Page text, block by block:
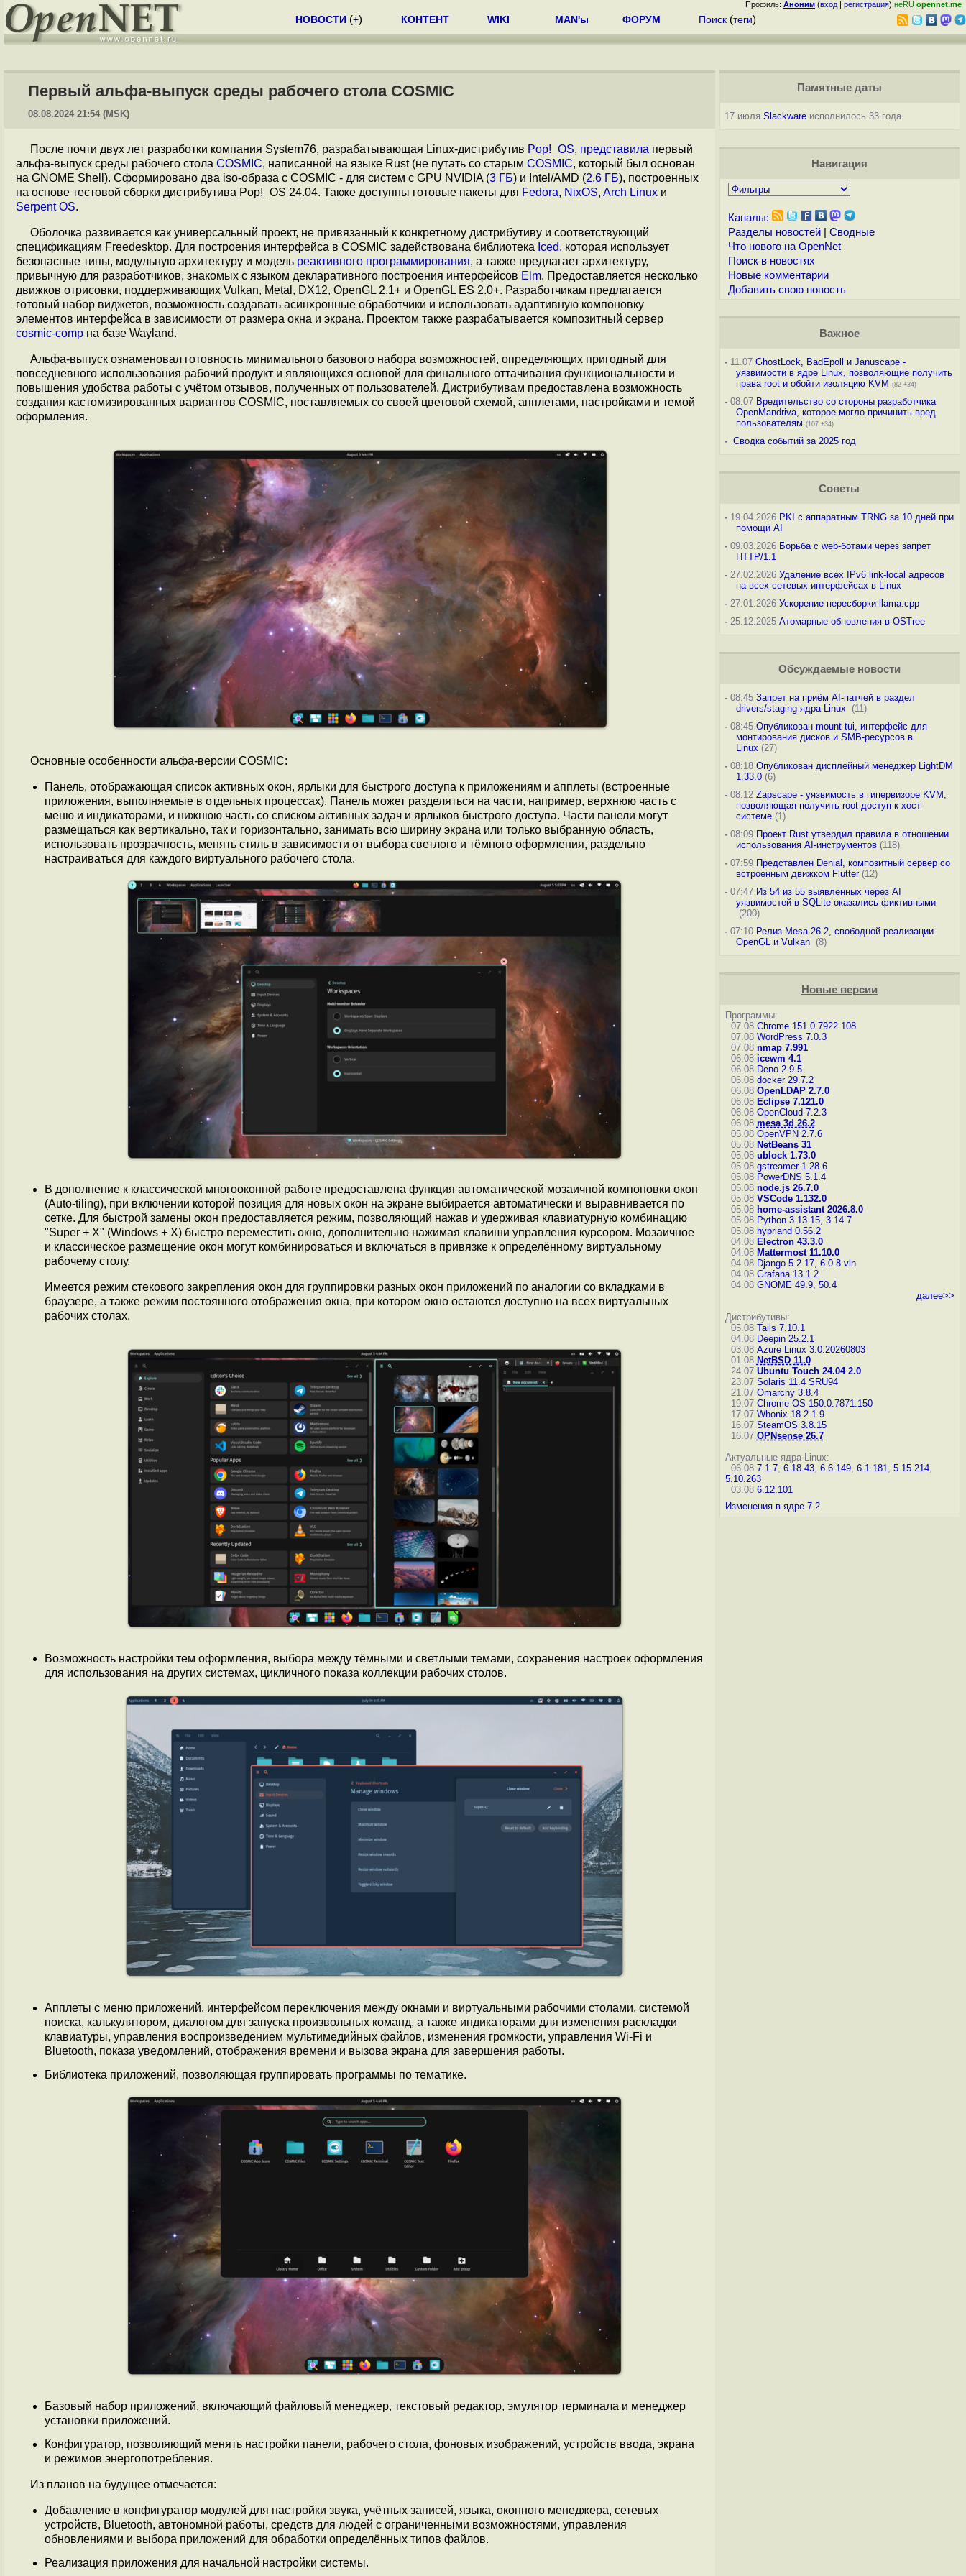
Профиль: Аноним (вход | регистрация) неRU opennet.me
НОВОСТИ (+) КОНТЕНТ WIKI MAN'ы ФОРУМ Поиск (теги)
Первый альфа-выпуск среды рабочего стола COSMIC
08.08.2024 21:54 (MSK)
После почти двух лет разработки компания System76, разрабатывающая Linux-дистрибутив Pop!_OS, представила первый
альфа-выпуск среды рабочего стола COSMIC, написанной на языке Rust (не путать со старым COSMIC, который был основан
на GNOME Shell). Сформировано два iso-образа с COSMIC - для систем с GPU NVIDIA (3 ГБ) и Intel/AMD (2.6 ГБ), построенных
на основе тестовой сборки дистрибутива Pop!_OS 24.04. Также доступны готовые пакеты для Fedora, NixOS, Arch Linux и
Serpent OS.
Оболочка развивается как универсальный проект, не привязанный к конкретному дистрибутиву и соответствующий
спецификациям Freedesktop. Для построения интерфейса в COSMIC задействована библиотека Iced, которая использует
безопасные типы, модульную архитектуру и модель реактивного программирования, а также предлагает архитектуру,
привычную для разработчиков, знакомых с языком декларативного построения интерфейсов Elm. Предоставляется несколько
движков отрисовки, поддерживающих Vulkan, Metal, DX12, OpenGL 2.1+ и OpenGL ES 2.0+. Разработчикам предлагается
готовый набор виджетов, возможность создавать асинхронные обработчики и использовать адаптивную компоновку
элементов интерфейса в зависимости от размера окна и экрана. Проектом также разрабатывается композитный сервер
cosmic-comp на базе Wayland.
Альфа-выпуск ознаменовал готовность минимального базового набора возможностей, определяющих пригодный для
повседневного использования рабочий продукт и являющихся основой для финального оттачивания функциональности и
повышения удобства работы с учётом отзывов, полученных от пользователей. Дистрибутивам предоставлена возможность
создания кастомизированных вариантов COSMIC, поставляемых со своей цветовой схемой, апплетами, настройками и темой
оформления.
Основные особенности альфа-версии COSMIC:
Панель, отображающая список активных окон, ярлыки для быстрого доступа к приложениям и апплеты (встроенные
приложения, выполняемые в отдельных процессах). Панель может разделяться на части, например, верхнюю часть с
меню и индикаторами, и нижнюю часть со списком активных задач и ярлыков быстрого доступа. Части панели могут
размещаться как вертикально, так и горизонтально, занимать всю ширину экрана или только выбранную область,
использовать прозрачность, менять стиль в зависимости от выбора светлого и тёмного оформления, раздельно
настраиваться для каждого виртуального рабочего стола.
В дополнение к классической многооконной работе предоставлена функция автоматической мозаичной компоновки окон
(Auto-tiling), при включении которой позиция для новых окон на экране выбирается автоматически и выравнивается по
сетке. Для быстрой замены окон предоставляется режим, позволяющий нажав и удерживая клавиатурную комбинацию
"Super + X" (Windows + X) быстро переместить окно, дополнительно нажимая клавиши управления курсором. Мозаичное
и классическое размещение окон могут комбинироваться и включаться в привязке к определённому виртуальному
рабочему столу.
Имеется режим стекового закрепления окон для группировки разных окон приложений по аналогии со вкладками в
браузере, а также режим постоянного отображения окна, при котором окно остаются доступно на всех виртуальных
рабочих столах.
Возможность настройки тем оформления, выбора между тёмными и светлыми темами, сохранения настроек оформления
для использования на других системах, цикличного показа коллекции рабочих столов.
Апплеты с меню приложений, интерфейсом переключения между окнами и виртуальными рабочими столами, системой
поиска, калькулятором, диалогом для запуска произвольных команд, а также индикаторами для изменения раскладки
клавиатуры, управления воспроизведением мультимедийных файлов, изменения громкости, управления Wi-Fi и
Bluetooth, показа уведомлений, отображения времени и вызова экрана для завершения работы.
Библиотека приложений, позволяющая группировать программы по тематике.
Базовый набор приложений, включающий файловый менеджер, текстовый редактор, эмулятор терминала и менеджер
установки приложений.
Конфигуратор, позволяющий менять настройки панели, рабочего стола, фоновых изображений, устройств ввода, экрана
и режимов энергопотребления.
Из планов на будущее отмечается:
Добавление в конфигуратор модулей для настройки звука, учётных записей, языка, оконного менеджера, сетевых
устройств, Bluetooth, автономной работы, средств для людей с ограниченными возможностями, управления
обновлениями и выбора приложений для обработки определённых типов файлов.
Реализация приложения для начальной настройки системы.
Памятные даты
17 июля Slackwareисполнилось 33 года
Навигация
Каналы:
Разделы новостей| Сводные
Что нового на OpenNet
Поиск в новостях
Новые комментарии
Добавить свою новость
Важное
-11.07 GhostLock, BadEpoll и Januscape -
уязвимости в ядре Linux, позволяющие получить
права root и обойти изоляцию KVM (82 +34)
-08.07 Вредительство со стороны разработчика
OpenMandriva, которое могло причинить вред
пользователям (107 +34)
- Сводка событий за 2025 год
Советы
-19.04.2026 PKI с аппаратным TRNG за 10 дней при
помощи AI
-09.03.2026 Борьба с web-ботами через запрет
HTTP/1.1
-27.02.2026 Удаление всех IPv6 link-local адресов
на всех сетевых интерфейсах в Linux
-27.01.2026 Ускорение пересборки llama.cpp
-25.12.2025 Атомарные обновления в OSTree
Обсуждаемые новости
-08:45 Запрет на приём AI-патчей в раздел
drivers/staging ядра Linux
(11)
-08:45 Опубликован mount-tui, интерфейс для
монтирования дисков и SMB-ресурсов в
Linux (27)
-08:18 Опубликован дисплейный менеджер LightDM
1.33.0(6)
-08:12 Zapscape - уязвимость в гипервизоре KVM,
позволяющая получить root-доступ к хост-
системе(1)
-08:09 Проект Rust утвердил правила в отношении
использования AI-инструментов(118)
-07:59 Представлен Denial, композитный сервер со
встроенным движком Flutter(12)
-07:47 Из 54 из 55 выявленных через AI
уязвимостей в SQLite оказались фиктивными
(200)
-07:10 Релиз Mesa 26.2, свободной реализации
OpenGL и Vulkan (8)
Новые версии
Программы:
07.08 Chrome 151.0.7922.108
07.08 WordPress 7.0.3
07.08 nmap 7.991
06.08 icewm 4.1
06.08 Deno 2.9.5
06.08 docker 29.7.2
06.08 OpenLDAP 2.7.0
06.08 Eclipse 7.121.0
06.08 OpenCloud 7.2.3
06.08 mesa 3d 26.2
05.08 OpenVPN 2.7.6
05.08 NetBeans 31
05.08 ublock 1.73.0
05.08 gstreamer 1.28.6
05.08 PowerDNS 5.1.4
05.08 node.js 26.7.0
05.08 VSCode 1.132.0
05.08 home-assistant 2026.8.0
05.08 Python 3.13.15, 3.14.7
05.08 hyprland 0.56.2
04.08 Electron 43.3.0
04.08 Mattermost 11.10.0
04.08 Django 5.2.17, 6.0.8 vln
04.08 Grafana 13.1.2
04.08 GNOME 49.9, 50.4
далее>>
Дистрибутивы:
05.08 Tails 7.10.1
04.08 Deepin 25.2.1
03.08 Azure Linux 3.0.20260803
01.08 NetBSD 11.0
24.07 Ubuntu Touch 24.04 2.0
23.07 Solaris 11.4 SRU94
21.07 Omarchy 3.8.4
19.07 Chrome OS 150.0.7871.150
17.07 Whonix 18.2.1.9
16.07 SteamOS 3.8.15
16.07 OPNsense 26.7
Актуальные ядра Linux:
06.08 7.1.7, 6.18.43, 6.6.149, 6.1.181, 5.15.214,
5.10.263
03.08 6.12.101
Изменения в ядре 7.2